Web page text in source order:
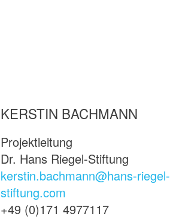
KERSTIN BACHMANN
Projektleitung
Dr. Hans Riegel-Stiftung
kerstin.bachmann@hans-riegel-
stiftung.com
+49 (0)171 4977117